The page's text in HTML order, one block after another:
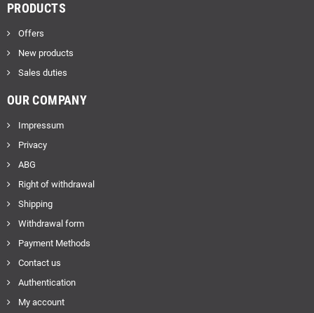
PRODUCTS
Offers
New products
Sales duties
OUR COMPANY
Impressum
Privacy
ABG
Right of withdrawal
Shipping
Withdrawal form
Payment Methods
Contact us
Authentication
My account